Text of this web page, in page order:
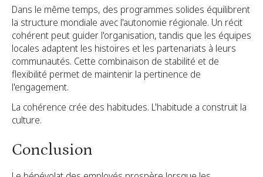
Dans le même temps, des programmes solides équilibrent
la structure mondiale avec l'autonomie régionale. Un récit
cohérent peut guider l'organisation, tandis que les équipes
locales adaptent les histoires et les partenariats à leurs
communautés. Cette combinaison de stabilité et de
flexibilité permet de maintenir la pertinence de
l'engagement.
La cohérence crée des habitudes. L'habitude a construit la
culture.
Conclusion